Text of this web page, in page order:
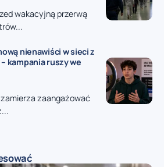
wakacyjną przerwą
nienawiści w sieci z
kampania ruszy we
zaangażować